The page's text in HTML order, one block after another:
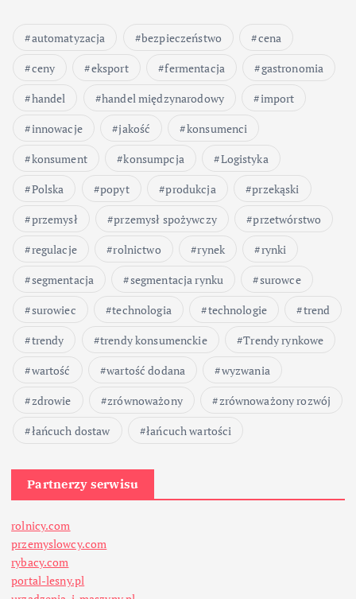
automatyzacja bezpieczeństwo
cena
ceny
eksport fermentacja
gastronomia
handel
handel międzynarodowy
import
innowacje
jakość
konsumenci
konsument
konsumpcja
Logistyka
Polska
popyt produkcja
przekąski
przemysł
przemysł spożywczy
przetwórstwo
regulacje
rolnictwo rynek
rynki
segmentacja
segmentacja rynku
surowce
surowiec
technologia technologie
trend
trendy
trendy konsumenckie
Trendy rynkowe
wartość
wartość dodana
wyzwania
zdrowie
zrównoważony
zrównoważony rozwój
łańcuch dostaw
łańcuch wartości
Partnerzy serwisu
rolnicy.com
przemyslowcy.com
rybacy.com
portal-lesny.pl